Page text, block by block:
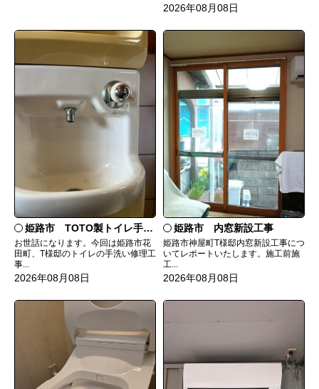
2026年08月08日
姫路市 TOTO製トイレ手洗いの水漏れ修理
お世話になります。今回は姫路市花
田町、T様邸のトイレの手洗い修理工
事...
2026年08月08日
姫路市 内窓新設工事
姫路市神屋町T様邸内窓新設工事につ
いてレポートいたします。施工前施
工...
2026年08月08日